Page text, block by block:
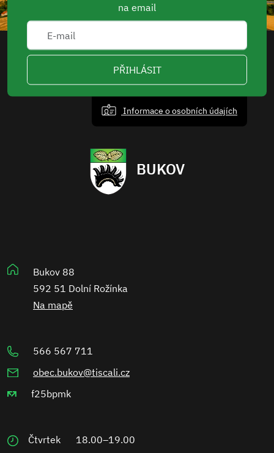
na email
PŘIHLÁSIT
Informace o osobních údajích
BUKOV
Bukov 88
592 51 Dolní Rožínka
Na mapě
566 567 711
obec.bukov@tiscali.cz
f25bpmk
Čtvrtek 18.00–19.00